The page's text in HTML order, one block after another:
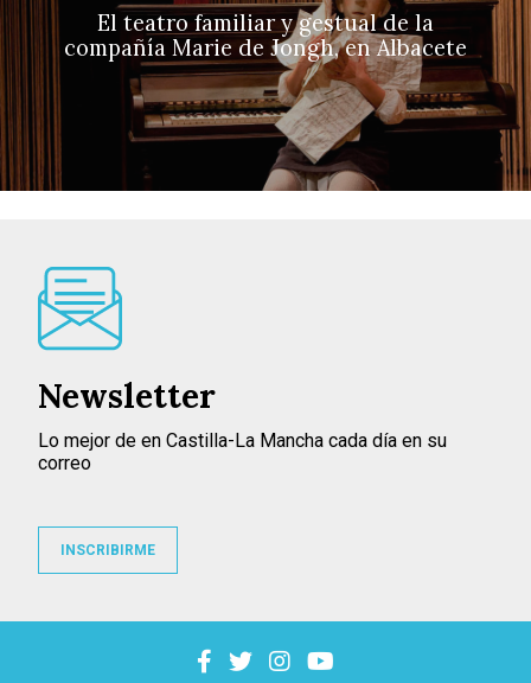
El teatro familiar y gestual de la
compañía Marie de Jongh, en Albacete
Newsletter
Lo mejor de en Castilla-La Mancha cada día en su
correo
INSCRIBIRME